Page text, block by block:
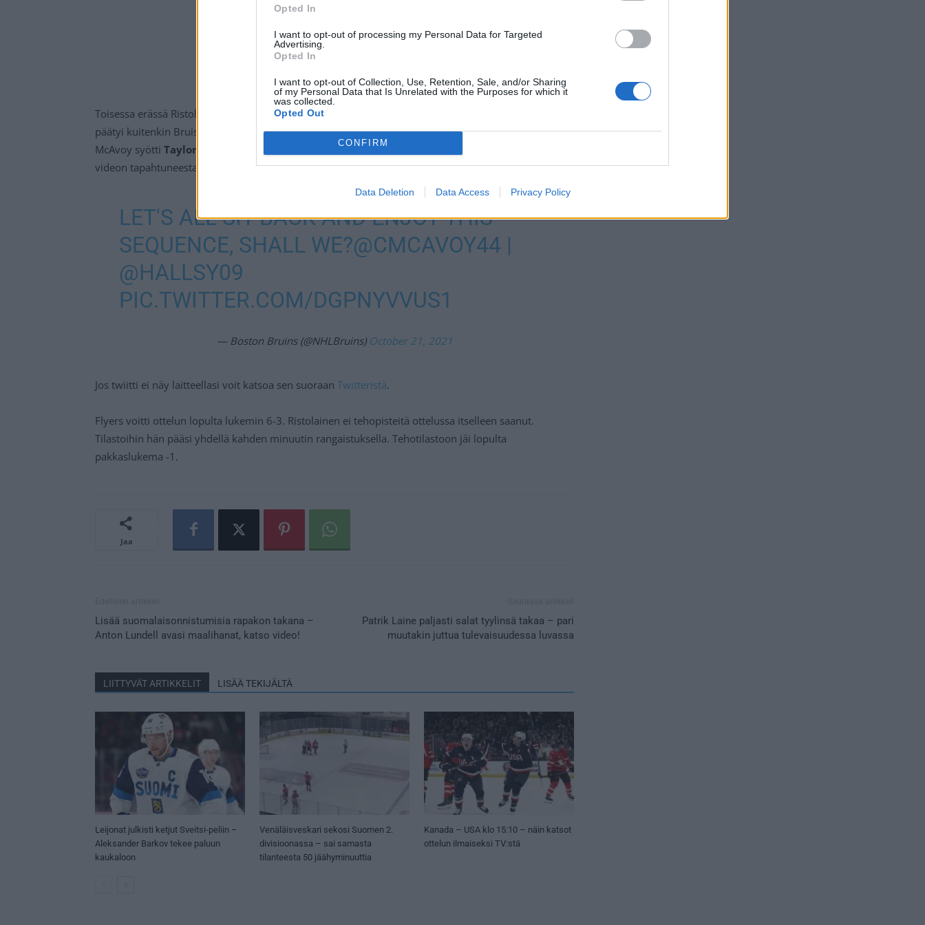
Opted In
I want to opt-out of processing my Personal Data for Targeted
Advertising.
Opted In
I want to opt-out of Collection, Use, Retention, Sale, and/or Sharing
of my Personal Data that Is Unrelated with the Purposes for which it
was collected.
Opted Out
CONFIRM
Data Deletion Data Access Privacy Policy
Toisessa erässä Ristolainen heitti kiekon hyökkäyspäässä viivasta kohti päätyä. Ristolaisen kiekko
päätyi kuitenkin Bruisin
Charles McAvoylle, jota suomalaispuolustaja ei kuitenkaan huomannut.
McAvoy syötti Taylor Hallin
läpiajoon, joka ei erehtynyt vaan kavensi tilanteeksi 3-2. Voit katsoa
videon tapahtuneesta alta.
LET'S ALL SIT BACK AND ENJOY THIS
SEQUENCE, SHALL WE?@CMCAVOY44 |
@HALLSY09
PIC.TWITTER.COM/DGPNYVVUS1
— Boston Bruins (@NHLBruins) October 21, 2021
Jos twiitti ei näy laitteellasi voit katsoa sen suoraan Twitteristä.
Flyers voitti ottelun lopulta lukemin 6-3. Ristolainen ei tehopisteitä ottelussa itselleen saanut.
Tilastoihin hän pääsi yhdellä kahden minuutin rangaistuksella. Tehotilastoon jäi lopulta
pakkaslukema -1.
Jaa
Lisää suomalaisonnistumisia rapakon takana –
Anton Lundell avasi maalihanat, katso video!
Patrik Laine paljasti salat tyylinsä takaa – pari
muutakin juttua tulevaisuudessa luvassa
LIITTYVÄT ARTIKKELIT LISÄÄ TEKIJÄLTÄ
Leijonat julkisti ketjut Sveitsi-peliin –
Aleksander Barkov tekee paluun
kaukaloon
Venäläisveskari sekosi Suomen 2.
divisioonassa – sai samasta
tilanteesta 50 jäähyminuuttia
Kanada – USA klo 15:10 – näin katsot
ottelun ilmaiseksi TV:stä